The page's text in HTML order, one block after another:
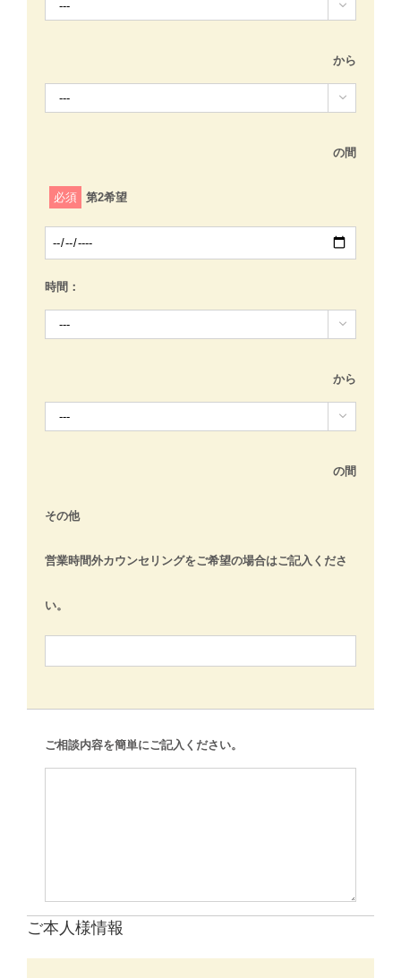

から

の間
必須 第2希望
時間：

から

の間
その他
営業時間外カウンセリングをご希望の場合はご記入くださ
い。
ご相談内容を簡単にご記入ください。
ご本人様情報